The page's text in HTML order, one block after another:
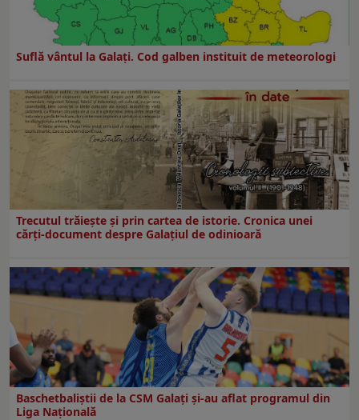
Suflă vântul la Galaţi. Cod galben instituit de meteorologi
Trecutul trăiește și prin cartea de istorie. Cronica unei
cărți-document despre Galațiul de odinioară
Baschetbaliștii de la CSM Galați și-au aflat programul din
Liga Națională